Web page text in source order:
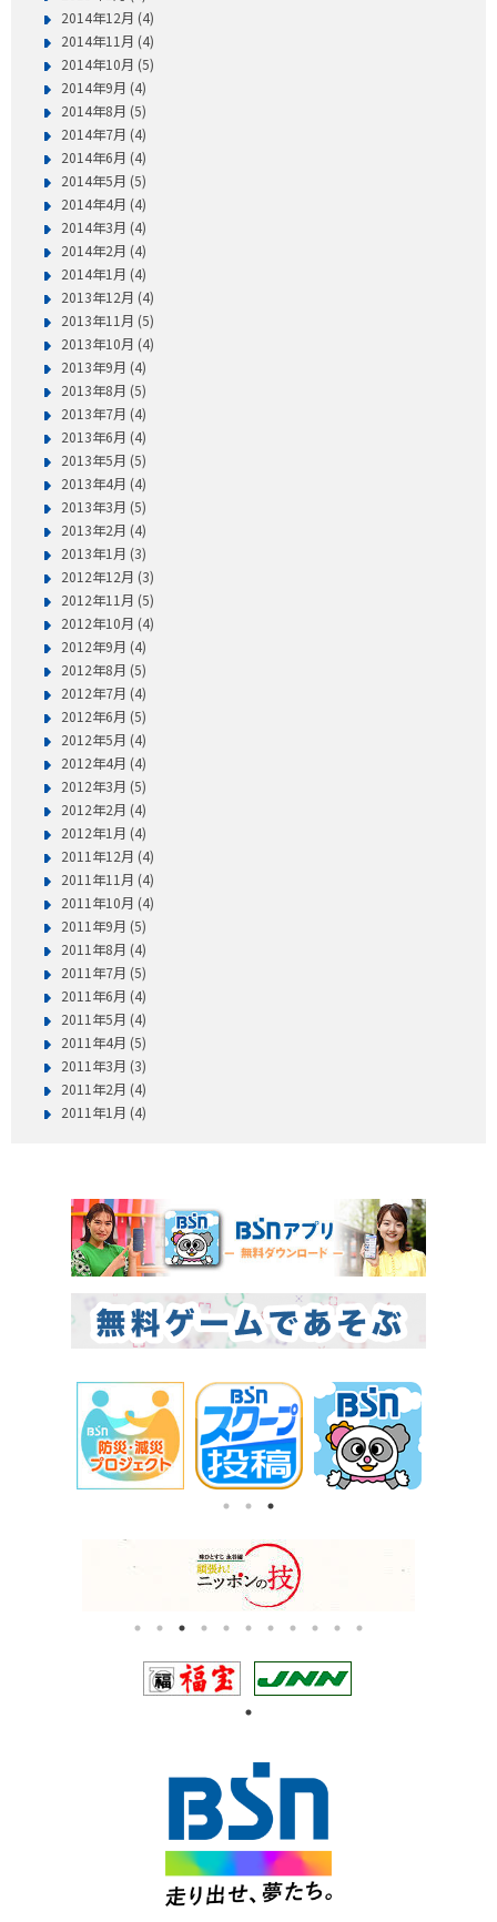
2014年12月 (4)
2014年11月 (4)
2014年10月 (5)
2014年9月 (4)
2014年8月 (5)
2014年7月 (4)
2014年6月 (4)
2014年5月 (5)
2014年4月 (4)
2014年3月 (4)
2014年2月 (4)
2014年1月 (4)
2013年12月 (4)
2013年11月 (5)
2013年10月 (4)
2013年9月 (4)
2013年8月 (5)
2013年7月 (4)
2013年6月 (4)
2013年5月 (5)
2013年4月 (4)
2013年3月 (5)
2013年2月 (4)
2013年1月 (3)
2012年12月 (3)
2012年11月 (5)
2012年10月 (4)
2012年9月 (4)
2012年8月 (5)
2012年7月 (4)
2012年6月 (5)
2012年5月 (4)
2012年4月 (4)
2012年3月 (5)
2012年2月 (4)
2012年1月 (4)
2011年12月 (4)
2011年11月 (4)
2011年10月 (4)
2011年9月 (5)
2011年8月 (4)
2011年7月 (5)
2011年6月 (4)
2011年5月 (4)
2011年4月 (5)
2011年3月 (3)
2011年2月 (4)
2011年1月 (4)